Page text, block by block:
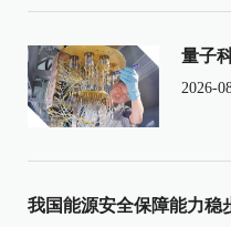
量子
2026-
我国能源安全保障能力稳